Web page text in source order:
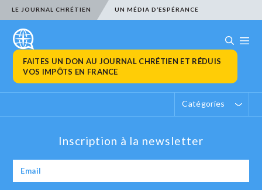
LE JOURNAL CHRÉTIEN UN MÉDIA D’ESPÉRANCE
FAITES UN DON AU JOURNAL CHRÉTIEN ET RÉDUIS
VOS IMPÔTS EN FRANCE
Catégories
Inscription à la newsletter